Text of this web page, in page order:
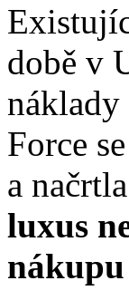
době v
náklady
Force
a
luxus